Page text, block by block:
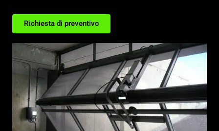
Richiesta di preventivo